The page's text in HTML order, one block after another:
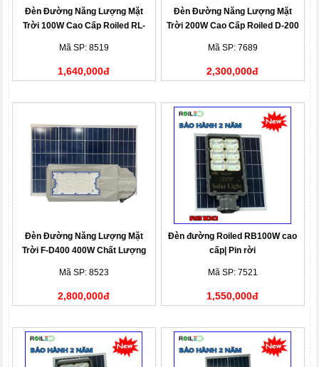
Đèn Đường Năng Lượng Mặt
Trời 100W Cao Cấp Roiled RL-
Mã SP: 8519
1,640,000đ
Đèn Đường Năng Lượng Mặt
Trời 200W Cao Cấp Roiled D-200
Mã SP: 7689
2,300,000đ
Đèn Đường Năng Lượng Mặt
Trời F-D400 400W Chất Lượng
Mã SP: 8523
2,800,000đ
Đèn đường Roiled RB100W cao
cấp| Pin rời
Mã SP: 7521
1,550,000đ